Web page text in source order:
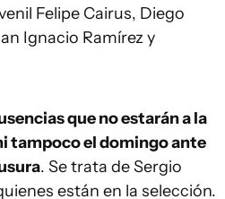
Felipe Cairus, Diego
Ignacio Ramírez y
que no estarán a la
tampoco el domingo ante
. Se trata de Sergio
están en la selección.